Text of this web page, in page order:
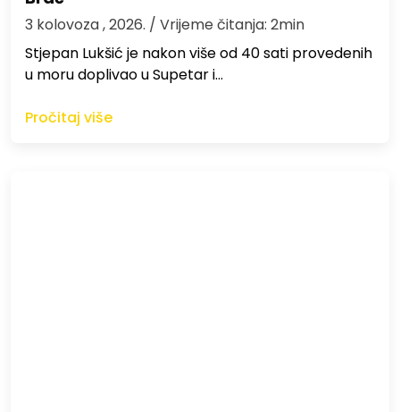
3 kolovoza , 2026. / Vrijeme čitanja: 2min
St​jepan Lukšić je nakon više od 40 sati provedenih
u moru doplivao u Supetar i…
Pročitaj više